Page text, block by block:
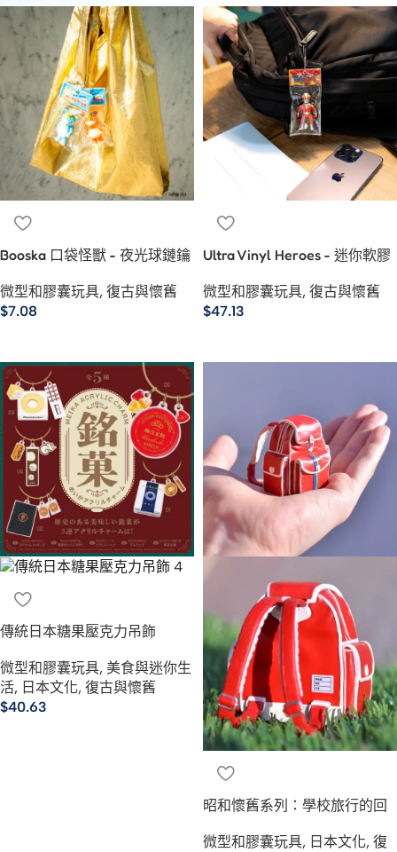
Booska 口袋怪獸 - 夜光球鏈鑰
微型和膠囊玩具, 復古與懷舊
$7.08
Ultra Vinyl Heroes - 迷你軟膠
微型和膠囊玩具, 復古與懷舊
$47.13
傳統日本糖果壓克力吊飾
微型和膠囊玩具, 美食與迷你生
活, 日本文化, 復古與懷舊
$40.63
昭和懷舊系列：學校旅行的回
微型和膠囊玩具, 日本文化, 復